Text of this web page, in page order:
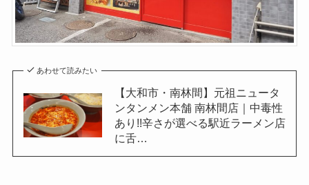
あわせて読みたい
【大和市・南林間】元祖ニュータ
ンタンメン本舗 南林間店｜中毒性
あり!!辛さが選べる駅近ラーメン店
に舌…